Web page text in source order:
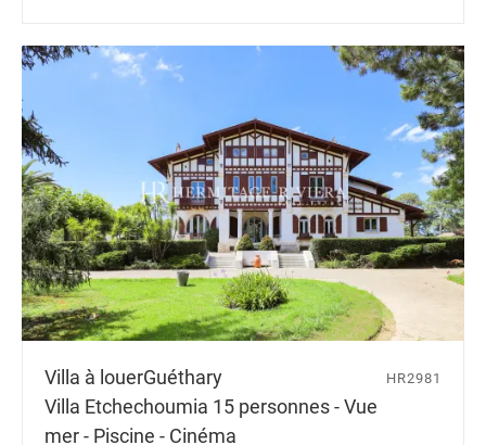
Villa à louerGuéthary
Villa Etchechoumia 15 personnes - Vue
mer - Piscine - Cinéma
HR2981